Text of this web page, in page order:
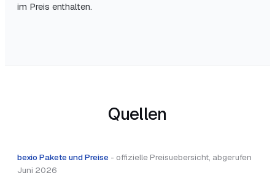
im Preis enthalten.
Quellen
bexio Pakete und Preise - offizielle Preisuebersicht, abgerufen
Juni 2026